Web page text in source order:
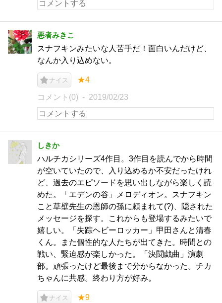
悪者みきこ
スナフキンみたいな人苦手だ！面白いんだけど、
なんか入り込めない。
ナイス ★4
コメント(0) 2019/02/23
しきか
ハルチカシリーズ4作目。3作目を読んでから時間
が空いていたので、入り込めるか不安だったけれ
ど、過去のエピソードを思い出しながら楽しく読
めた。「エデンの谷」メロディオン。スナフキン
こと草壁先生の恩師の孫に頼まれて(?)、隠された
メッセージを探す。これからも登場するみたいで
嬉しい。「失踪ヘビーロッカー」甲田さんと清春
くん。また個性的な人たちが出てきた。時間との
戦い、緊迫感が楽しかった。「決闘戯曲」演劇
部。頑張ったけど最後まで分からなかった。チカ
ちゃんに共感。終わり方が好み。
ナイス ★9